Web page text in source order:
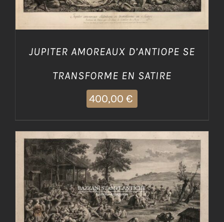
JUPITER AMOREAUX D’ANTIOPE SE
TRANSFORME EN SATIRE
400,00 €
AGGIUNGI AL CARRELLO / DETTAGLI